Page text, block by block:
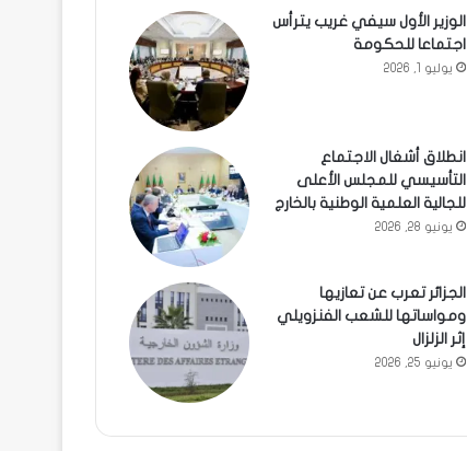
الوزير الأول سيفي غريب يترأس
اجتماعا للحكومة
يوليو 1, 2026
انطلاق أشغال الاجتماع
التأسيسي للمجلس الأعلى
للجالية العلمية الوطنية بالخارج
يونيو 28, 2026
الجزائر تعرب عن تعازيها
ومواساتها للشعب الفنزويلي
إثر الزلزال
يونيو 25, 2026